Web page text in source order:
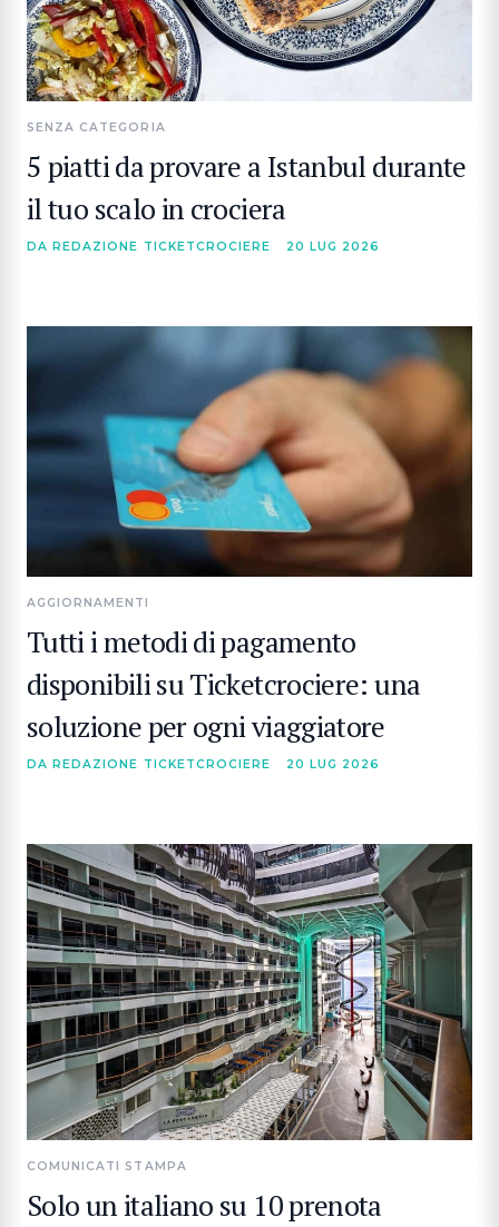
SENZA CATEGORIA
5 piatti da provare a Istanbul durante
il tuo scalo in crociera
DA REDAZIONE TICKETCROCIERE 20 LUG 2026
AGGIORNAMENTI
Tutti i metodi di pagamento
disponibili su Ticketcrociere: una
soluzione per ogni viaggiatore
DA REDAZIONE TICKETCROCIERE 20 LUG 2026
COMUNICATI STAMPA
Solo un italiano su 10 prenota